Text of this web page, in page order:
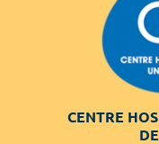
CENTRE